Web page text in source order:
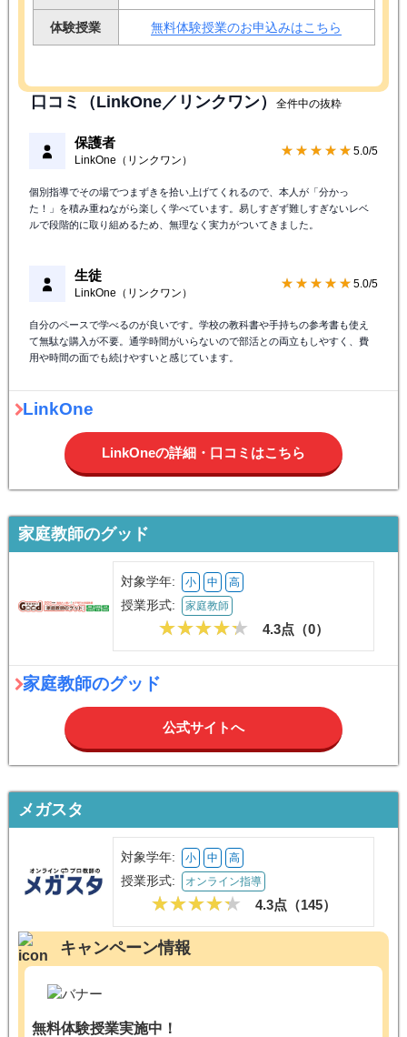
体験授業 無料体験授業のお申込みはこちら
口コミ（LinkOne／リンクワン） 全件中の抜粋
保護者
LinkOne（リンクワン）
★★★★★ 5.0/5
個別指導でその場でつまずきを拾い上げてくれるので、本人が「分かっ
た！」を積み重ねながら楽しく学べています。易しすぎず難しすぎないレベ
ルで段階的に取り組めるため、無理なく実力がついてきました。
生徒
LinkOne（リンクワン）
★★★★★ 5.0/5
自分のペースで学べるのが良いです。学校の教科書や手持ちの参考書も使え
て無駄な購入が不要。通学時間がいらないので部活との両立もしやすく、費
用や時間の面でも続けやすいと感じています。
LinkOne
LinkOneの詳細・口コミはこちら
家庭教師のグッド
対象学年: 小 中 高
授業形式: 家庭教師
4.3点（0）
家庭教師のグッド
公式サイトへ
メガスタ
対象学年: 小 中 高
授業形式: オンライン指導
4.3点（145）
キャンペーン情報
無料体験授業実施中！